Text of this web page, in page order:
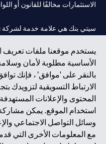
يستخدم موقعنا ملفات تعريف
الأساسية مطلوبة لأمان
بالنقر على 'موافق' ، فإنك
الارتباط التسويقية لتزويدك
المحتوى والإعلانات
استخدام الموقع. يمكن
وسائل التواصل الاجتماعي
مع المعلومات الأخرى التي
الاستثمارات مخالفًا للقانون أو
سيتي بنك إن. إيه. الإمارات
الإمارات في دبي، و1002019
فرع سيتي بنك إن إيه -
الإمارات العربية المتحدة
سيتي بنك إن إيه الإمارات العربية